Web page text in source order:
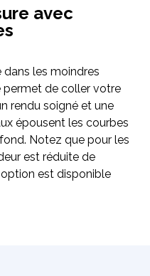
avec
dans les moindres
permet de coller votre
rendu soigné et une
épousent les courbes
Notez que pour les
est réduite de
est disponible